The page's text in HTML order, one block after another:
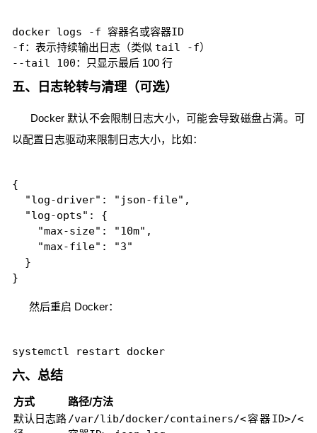
-f：表示持续输出日志（类似 tail -f）
--tail 100：只显示最后 100 行
五、日志轮转与清理（可选）
Docker 默认不会限制日志大小，可能会导致磁盘占满。可
以配置日志驱动来限制日志大小，比如：
{
  "log-driver": "json-file",
  "log-opts": {
    "max-size": "10m",
    "max-file": "3"
  }
然后重启 Docker：
systemctl restart docker
六、总结
方式
路径/方法
默认日志路/var/lib/docker/containers/<容器ID>/<